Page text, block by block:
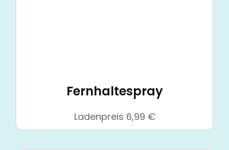
Fernhaltespray
Ladenpreis 6,99 €